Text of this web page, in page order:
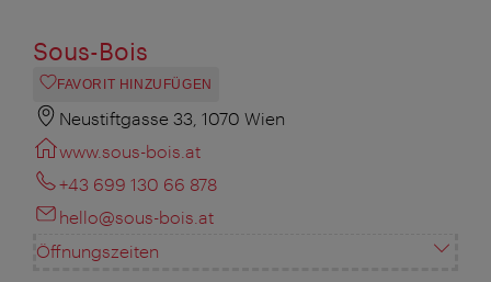
Sous-Bois
FAVORIT HINZUFÜGEN
Neustiftgasse 33, 1070 Wien
www.sous-bois.at
+43 699 130 66 878
hello@sous-bois.at
Öffnungszeiten